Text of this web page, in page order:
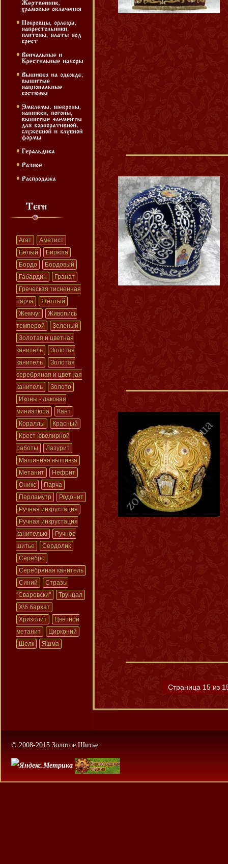
Агат
Аметист
Белый
Бирюза
Бордо
Бордовый
Габардин
Гранат
Греческая тисненная
парча
Желтый
Жемчуг
Живопись
темперой
Зеленый
Золотая и цветная
канитель
Золотая
канитель
Золотая
серебряная и цветная
канитель
Золото
Иконы - лаковая
миниатюра
Кант
Кораллы
Красный
Крест ювелирной
работы
Лазурит
Машинная вышивка
Метанит
Нефрит
Оникс
Парча
Перламутр
Родонит
Ручная инкрустация
Ручная инкрустация
канителью
Ручное
шитье
Сердолик
Серебро
Серебряная канитель
Синий
Стразы
"Сваровски"
Трунцал
Х\б бархат
Хризолит
Цветной
метанит
Цирконий
Шелк
Яшма
Страница 15 из
© 2008-2015 Золотое Шитье